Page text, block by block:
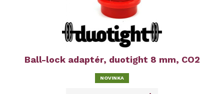
Ball-lock adaptér, duotight 8 mm, CO2
NOVINKA